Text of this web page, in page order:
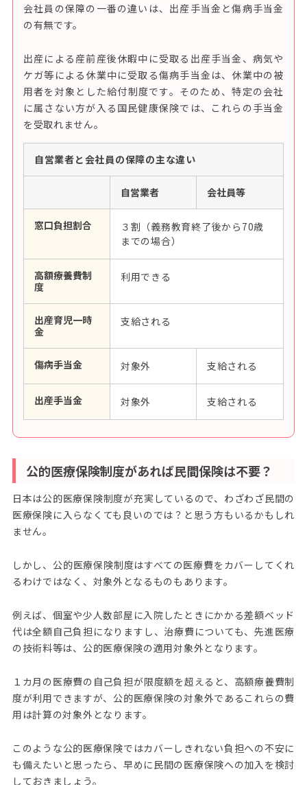
会社員の保障の一番の違いは、出産手当金と傷病手当金
の有無です。
出産による産前産後休暇中に受取る出産手当金、病気や
ケガ等による休業中に受取る傷病手当金は、休業中の被
用者を対象とした給付制度です。そのため、特定の会社
に属さない方が入る国民健康保険では、これらの手当金
を受取れません。
自営業者と会社員の保障の主な違い
自営業者 会社員等
窓口負担割合
３割（義務教育終了後から70歳
までの場合）
高額療養費制
度
利用できる
出産育児一時
金
支給される
傷病手当金 対象外 支給される
出産手当金 対象外 支給される
公的医療保険制度があれば民間保険は不要？
日本は公的医療保険制度が充実しているので、わざわざ民間の
医療保険に入らなくても良いのでは？と思う方もいるかもしれ
ません。
しかし、公的医療保険制度はすべての医療費をカバーしてくれ
るわけではなく、対象外となるものもあります。
例えば、個室や少人数部屋に入院したときにかかる差額ベッド
代は全額自己負担になりますし、治療費についても、先進医療
の技術料等は、公的医療保険の適用対象外となります。
１カ月の医療費の自己負担が限度額を超えると、高額療養費制
度が利用できますが、公的医療保険の対象外であるこれらの費
用は計算の対象外となります。
このような公的医療保険ではカバーしきれない負担への不安に
も備えたいと思ったら、早めに民間の医療保険への加入を検討
しておきましょう。